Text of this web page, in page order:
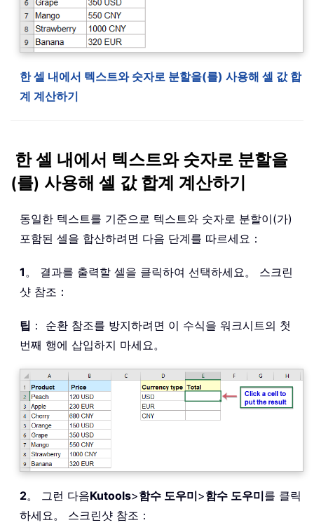
한 셀 내에서 텍스트와 숫자로 분할을(를) 사용해 셀 값 합
계 계산하기
한 셀 내에서 텍스트와 숫자로 분할을
(를) 사용해 셀 값 합계 계산하기
동일한 텍스트를 기준으로 텍스트와 숫자로 분할이(가)
포함된 셀을 합산하려면 다음 단계를 따르세요：
1 。 결과를 출력할 셀을 클릭하여 선택하세요。 스크린
샷 참조：
팁 ： 순환 참조를 방지하려면 이 수식을 워크시트의 첫
번째 행에 삽입하지 마세요。
2。 그런 다음Kutools>함수 도우미>함수 도우미를 클릭
하세요。 스크린샷 참조：